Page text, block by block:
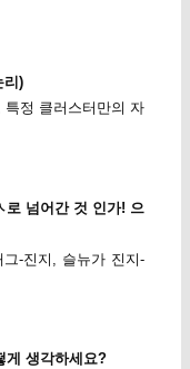
리)
정 클러스터만의 자
로 넘어간 것 인가! 으
-진지, 슬뉴가 진지-
게 생각하세요?